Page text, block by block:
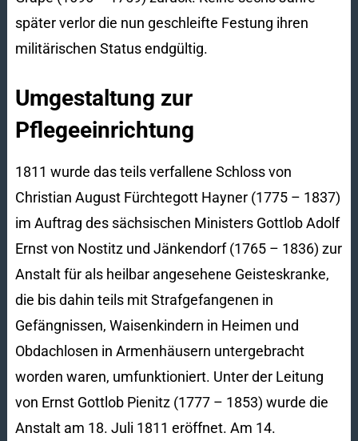
später verlor die nun geschleifte Festung ihren
militärischen Status endgültig.
Umgestaltung zur
Pflegeeinrichtung
1811 wurde das teils verfallene Schloss von
Christian August Fürchtegott Hayner (1775 – 1837)
im Auftrag des sächsischen Ministers Gottlob Adolf
Ernst von Nostitz und Jänkendorf (1765 – 1836) zur
Anstalt für als heilbar angesehene Geisteskranke,
die bis dahin teils mit Strafgefangenen in
Gefängnissen, Waisenkindern in Heimen und
Obdachlosen in Armenhäusern untergebracht
worden waren, umfunktioniert. Unter der Leitung
von Ernst Gottlob Pienitz (1777 – 1853) wurde die
Anstalt am 18. Juli 1811 eröffnet. Am 14.